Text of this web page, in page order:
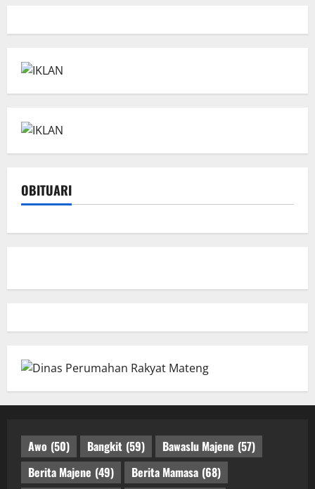
OBITUARI
Awo (50) Bangkit (59) Bawaslu Majene (57)
Berita Majene (49) Berita Mamasa (68)